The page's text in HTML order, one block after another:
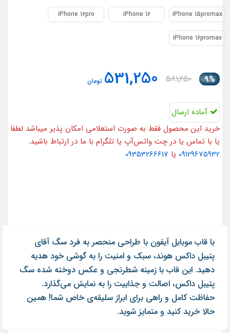
iPhone 15promax
iPhone 16
iPhone 16pro
iPhone 16promax
9%
581,250
531,250 تومان
آماده ارسال
خرید این محصول فقط به صورت استعلامی امکان پذیر میباشد لطفا
یا با تماس یا در چت واتس‌آپ یا تلگرام با ما در ارتباط باشید.
09129675932 یا 09353266617
با قاب موبایل آیفون با طراحی منحصر به فرد سگ آقای
پتیبل داکس هوند، سبک و امنیت را به گوشی خود هدیه
دهید. این قاب با زمینه شطرنجی و عکس دوخته شده سگ
پتیبل داکس، اصالت و جذابیت را به نمایش می‌گذارد.
حفاظت کامل و راهی برای ابراز سلیقه‌ی خاص شما! همین
حالا خرید کنید و متمایز شوید.